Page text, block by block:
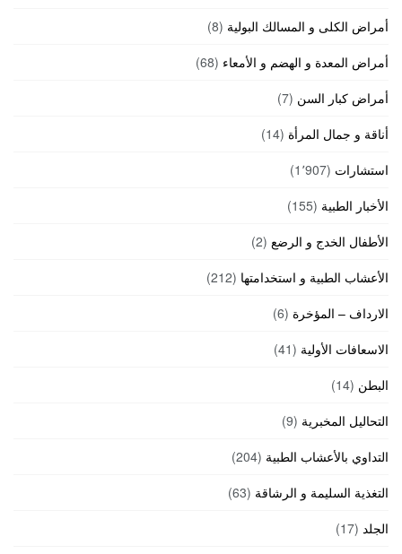
أمراض الكلى و المسالك البولية (8)
أمراض المعدة و الهضم و الأمعاء (68)
أمراض كبار السن (7)
أناقة و جمال المرأة (14)
استشارات (1٬907)
الأخبار الطبية (155)
الأطفال الخدج و الرضع (2)
الأعشاب الطبية و استخدامتها (212)
الارداف – المؤخرة (6)
الاسعافات الأولية (41)
البطن (14)
التحاليل المخبرية (9)
التداوي بالأعشاب الطبية (204)
التغذية السليمة و الرشاقة (63)
الجلد (17)